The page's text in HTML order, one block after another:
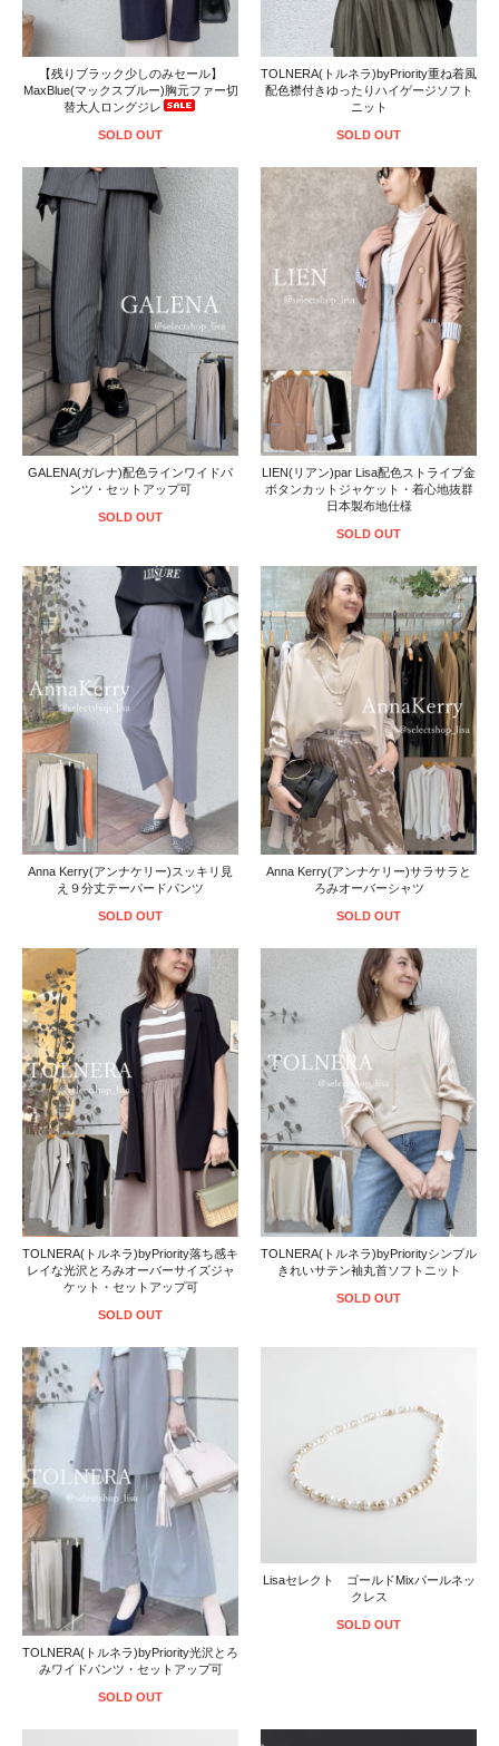
【残りブラック少しのみセール】
MaxBlue(マックスブルー)胸元ファー切
替大人ロングジレ
SOLD OUT
TOLNERA(トルネラ)byPriority重ね着風
配色襟付きゆったりハイゲージソフト
ニット
SOLD OUT
GALENA(ガレナ)配色ラインワイドパ
ンツ・セットアップ可
SOLD OUT
LIEN(リアン)par Lisa配色ストライプ金
ボタンカットジャケット・着心地抜群
日本製布地仕様
SOLD OUT
Anna Kerry(アンナケリー)スッキリ見
え９分丈テーパードパンツ
SOLD OUT
Anna Kerry(アンナケリー)サラサラと
ろみオーバーシャツ
SOLD OUT
TOLNERA(トルネラ)byPriority落ち感キ
レイな光沢とろみオーバーサイズジャ
ケット・セットアップ可
SOLD OUT
TOLNERA(トルネラ)byPriorityシンプル
きれいサテン袖丸首ソフトニット
SOLD OUT
TOLNERA(トルネラ)byPriority光沢とろ
みワイドパンツ・セットアップ可
SOLD OUT
Lisaセレクト ゴールドMixパールネッ
クレス
SOLD OUT